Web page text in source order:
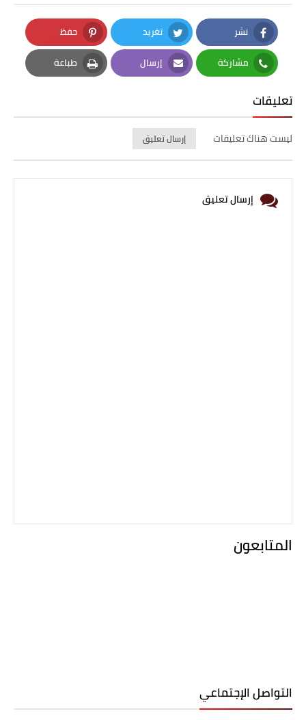
نشر
Facebook
تغريد
Twitter
حفظ
Pinterest
مشاركة
Whatsapp
إرسال
Email
طباعة
Print
تعليقات
ليست هناك تعليقات إرسال تعليق
إرسال تعليق
المتابعون
التواصل الإجتماعي